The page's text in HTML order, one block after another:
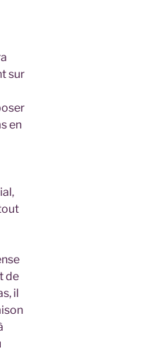
sur
en
de
il